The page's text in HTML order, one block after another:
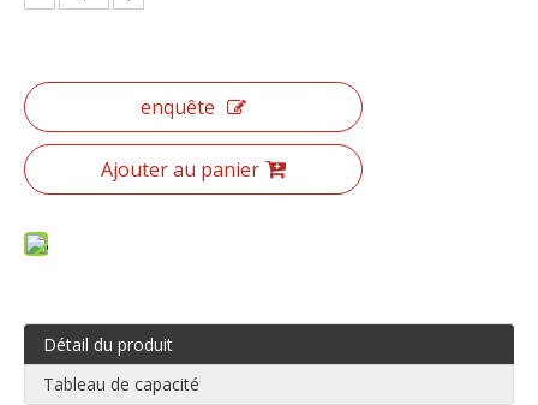
enquête
Ajouter au panier
Détail du produit
Tableau de capacité